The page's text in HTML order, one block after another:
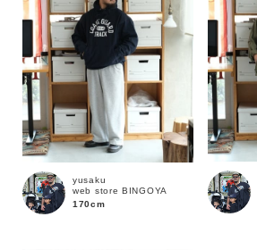
カラー
yusaku
web store BINGOYA
170cm